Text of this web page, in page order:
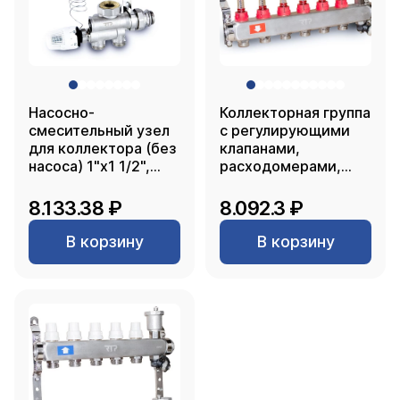
Насосно-
смесительный узел
для коллектора (без
насоса) 1"х1 1/2",
8.133.38 ₽
В корзину
Коллекторная группа
с регулирующими
клапанами,
расходомерами,
обратными и
дренажными
клапанами,
кронштейном
8.092.3 ₽
В корзину